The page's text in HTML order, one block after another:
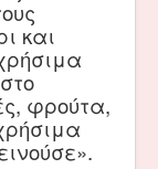
και
φρούτα,